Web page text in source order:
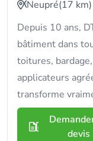
Neupré(17 km)
Depuis 10 ans,
bâtiment dans
toitures,
applicateurs
transforme
devis